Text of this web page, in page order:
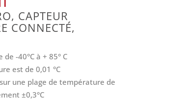
CAPTEUR
CONNECTÉ,
-40°C à + 85° C
est de 0,01 °C
une plage de température de
±0,3°C